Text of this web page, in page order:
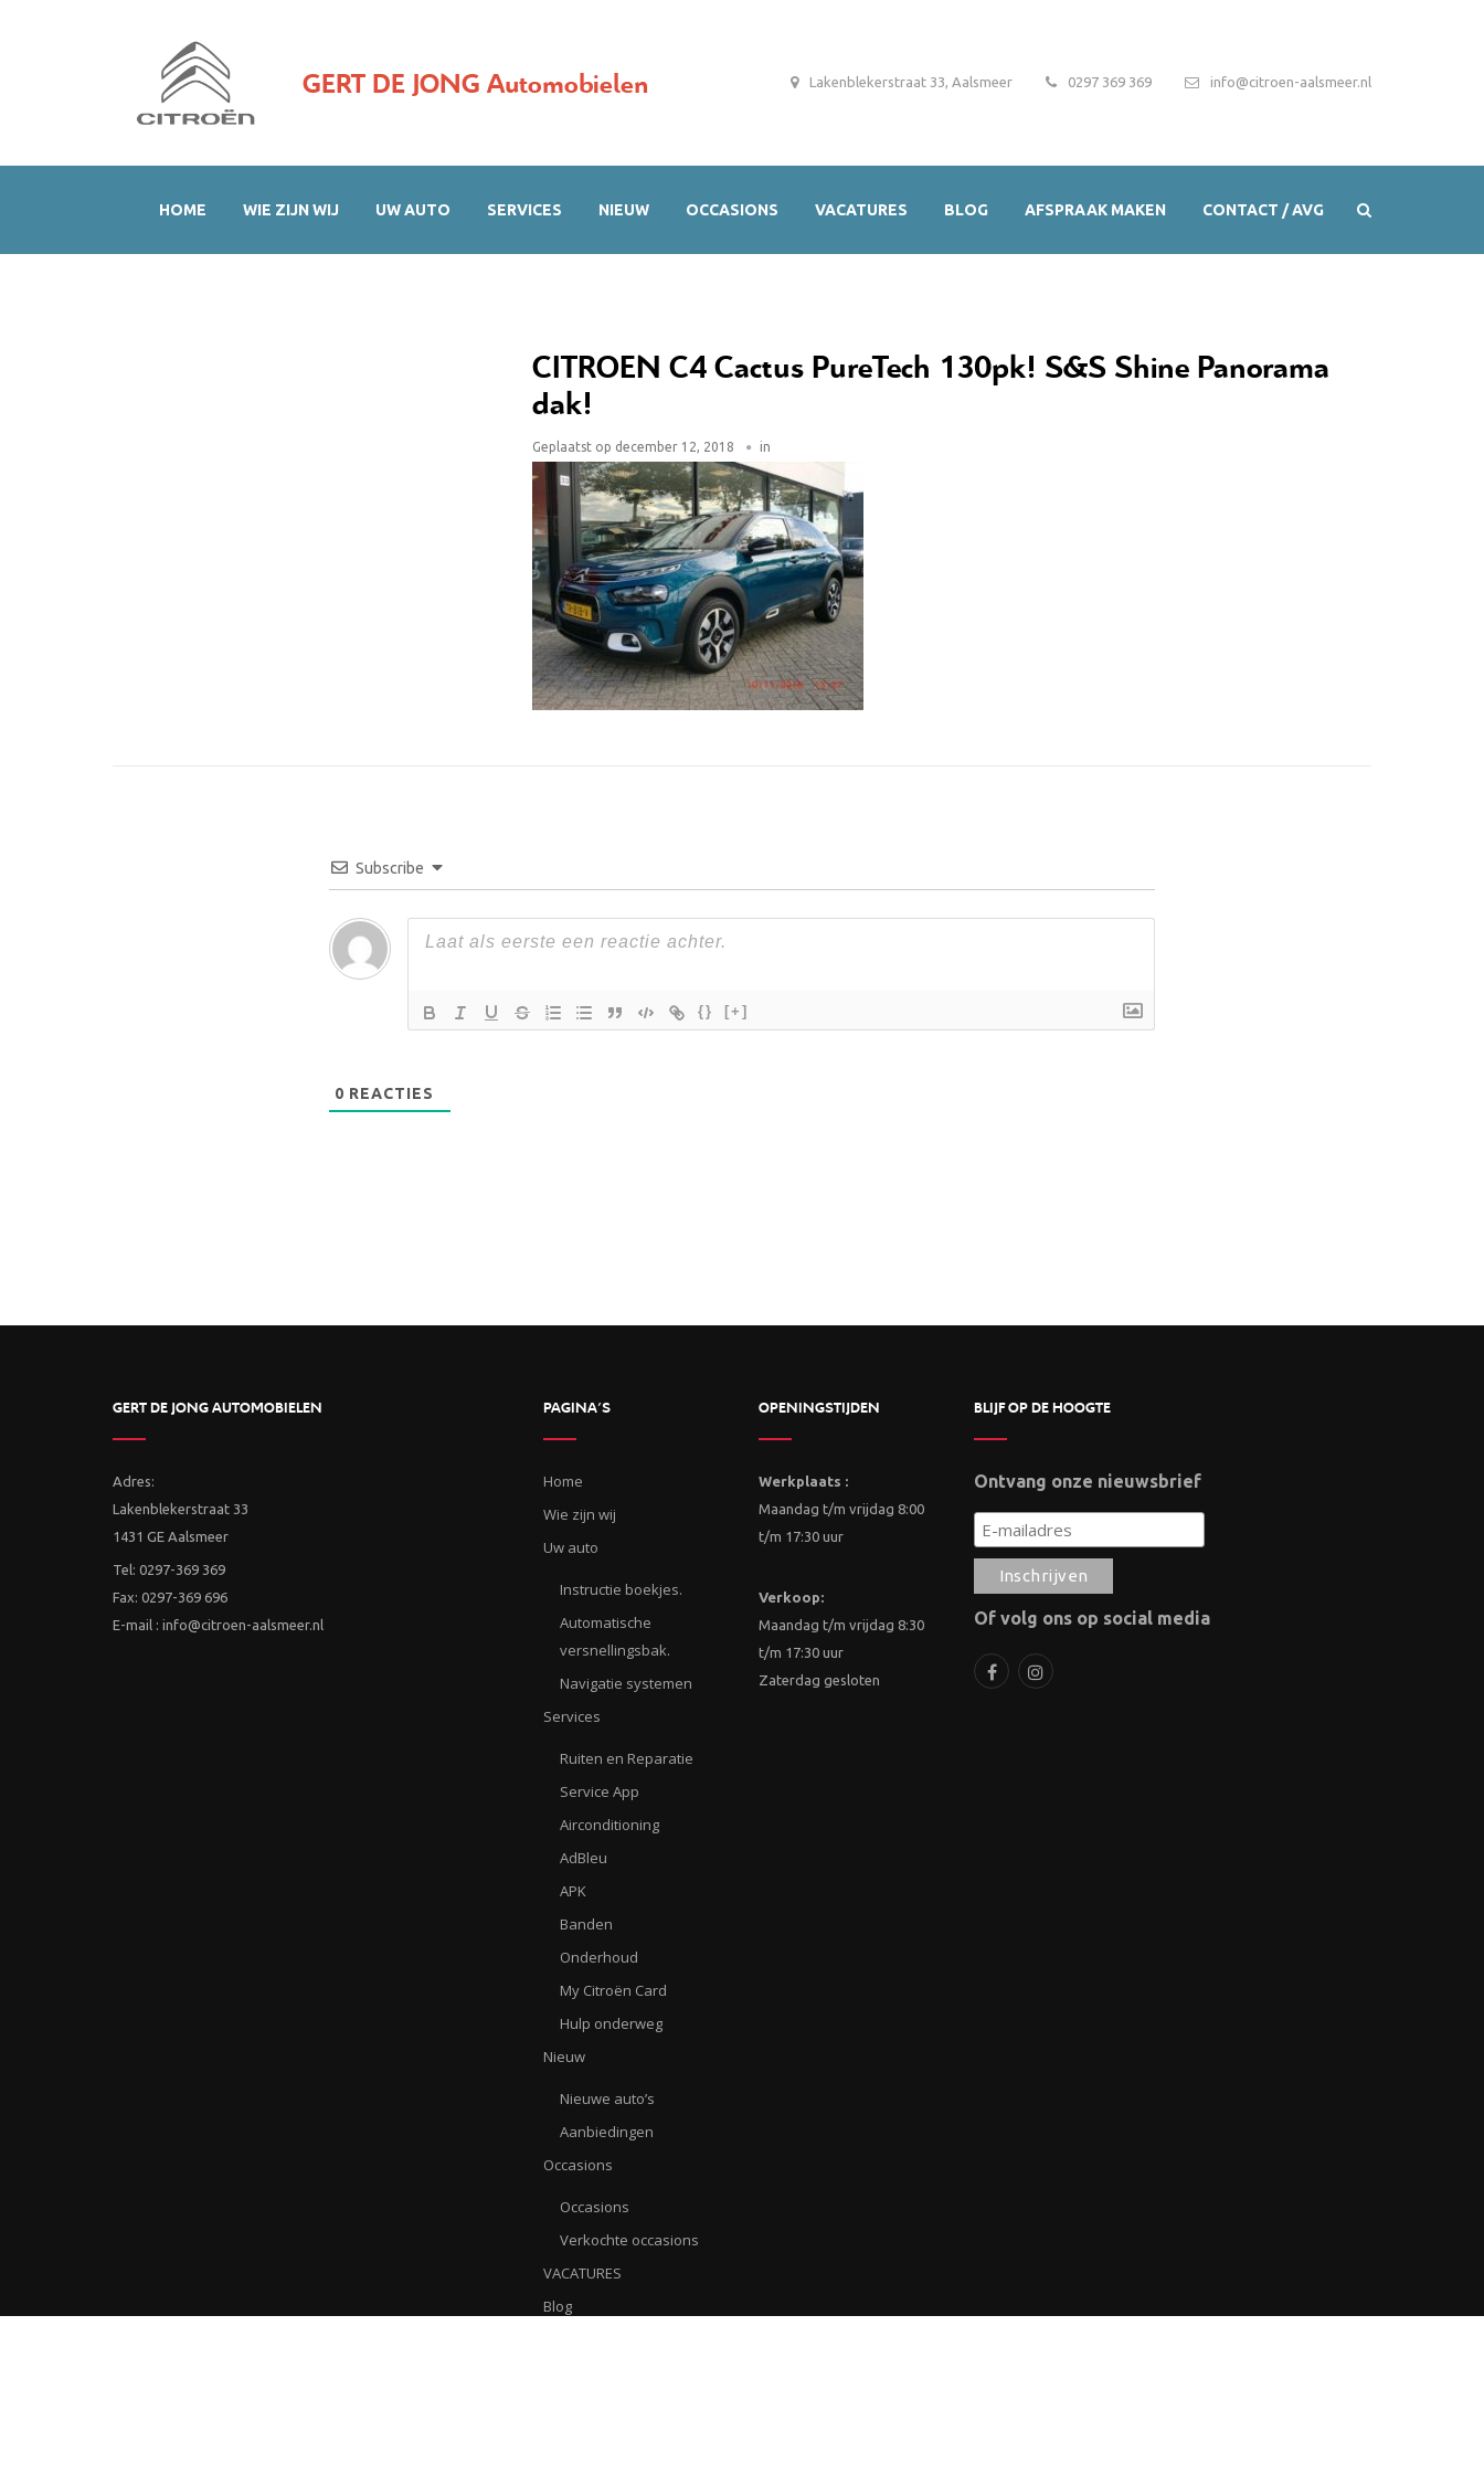
GERT DE JONG Automobielen Lakenblekerstraat 33, Aalsmeer 0297 369 369 info@citroen-aalsmeer.nl
HOME WIE ZIJN WIJ UW AUTO SERVICES NIEUW OCCASIONS VACATURES BLOG AFSPRAAK MAKEN CONTACT / AVG
CITROEN C4 Cactus PureTech 130pk! S&S Shine Panorama
dak!
Geplaatst op december 12, 2018 in
Subscribe
{} [+]
0 REACTIES
GERT DE JONG AUTOMOBIELEN
Adres:
Lakenblekerstraat 33
1431 GE Aalsmeer
Tel: 0297-369 369
Fax: 0297-369 696
E-mail : info@citroen-aalsmeer.nl
PAGINA’S
Home
Wie zijn wij
Uw auto
Instructie boekjes.
Automatische
versnellingsbak.
Navigatie systemen
Services
Ruiten en Reparatie
Service App
Airconditioning
AdBleu
APK
Banden
Onderhoud
My Citroën Card
Hulp onderweg
Nieuw
Nieuwe auto’s
Aanbiedingen
Occasions
Occasions
Verkochte occasions
VACATURES
Blog
OPENINGSTIJDEN
Werkplaats :
Maandag t/m vrijdag 8:00
t/m 17:30 uur
Verkoop:
Maandag t/m vrijdag 8:30
t/m 17:30 uur
Zaterdag gesloten
BLIJF OP DE HOOGTE
Ontvang onze nieuwsbrief
Of volg ons op social media